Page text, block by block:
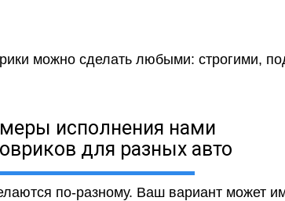
можно сделать любыми: строгими,
исполнения нами
для разных авто
по-разному. Ваш вариант может